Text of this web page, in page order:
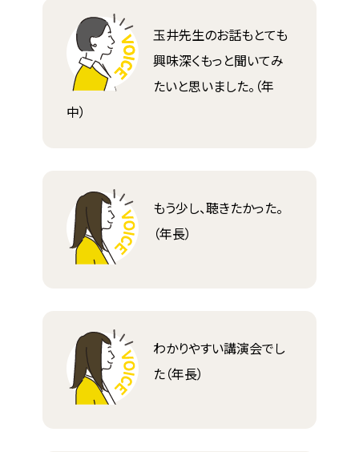
玉井先生のお話もとても
興味深くもっと聞いてみ
たいと思いました。（年
中）
もう少し、聴きたかった。
（年長）
わかりやすい講演会でし
た（年長）